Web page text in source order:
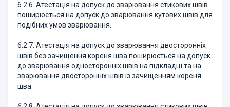
6.2.6. Атестацiя на допуск до зварювання стикових швiв
поширюється на допуск до зварювання кутових швiв для
подiбних умов зварювання.
6.2.7. Атестацiя на допуск до зварювання двостороннiх
швiв без зачищення кореня шва поширюється на допуск
до зварювання одностороннiх швiв на пiдкладцi та на
зварювання двостороннiх швiв iз зачищенням ко­реня
шва.